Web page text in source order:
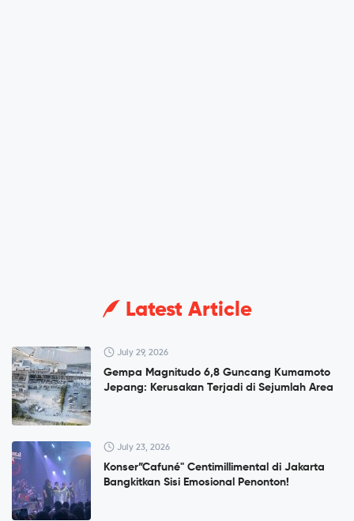
Latest Article
July 29, 2026
Gempa Magnitudo 6,8 Guncang Kumamoto
Jepang: Kerusakan Terjadi di Sejumlah Area
July 23, 2026
Konser”Cafuné" Centimillimental di Jakarta
Bangkitkan Sisi Emosional Penonton!